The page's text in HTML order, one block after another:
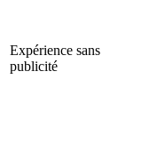
Expérience sans
publicité